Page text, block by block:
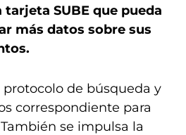
SUBE que pueda
más datos sobre sus
protocolo de búsqueda y
correspondiente para
se impulsa la